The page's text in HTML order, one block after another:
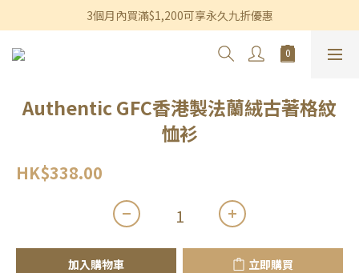
香港及澳門訂單滿$600即享免運費優惠
3個月內買滿$1,200可享永久九折優惠
香港及澳門訂單滿$600即享免運費優惠
Authentic GFC香港製法蘭絨古著格紋
恤衫
HK$338.00
加入購物車 立即購買